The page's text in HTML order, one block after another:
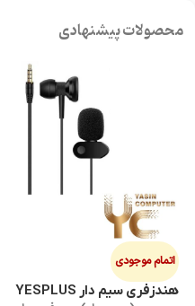
محصولات پیشنهادی
اتمام موجودی
هندزفری سیم دار YESPLUS